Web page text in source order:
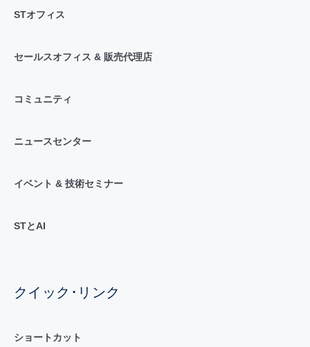
STオフィス
セールスオフィス & 販売代理店
コミュニティ
ニュースセンター
イベント & 技術セミナー
STとAI
クイック･リンク
ショートカット